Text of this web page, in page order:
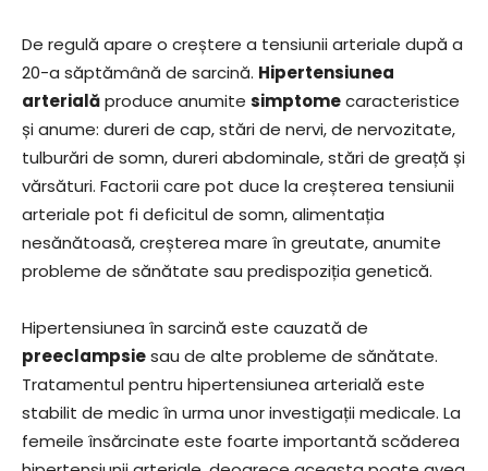
De regulă apare o creștere a tensiunii arteriale după a
20-a săptămână de sarcină. Hipertensiunea
arterialăproduce anumite simptomecaracteristice
și anume: dureri de cap, stări de nervi, de nervozitate,
tulburări de somn, dureri abdominale, stări de greață și
vărsături. Factorii care pot duce la creșterea tensiunii
arteriale pot fi deficitul de somn, alimentația
nesănătoasă, creșterea mare în greutate, anumite
probleme de sănătate sau predispoziția genetică.
Hipertensiunea în sarcină este cauzată de
preeclampsiesau de alte probleme de sănătate.
Tratamentul pentru hipertensiunea arterială este
stabilit de medic în urma unor investigații medicale. La
femeile însărcinate este foarte importantă scăderea